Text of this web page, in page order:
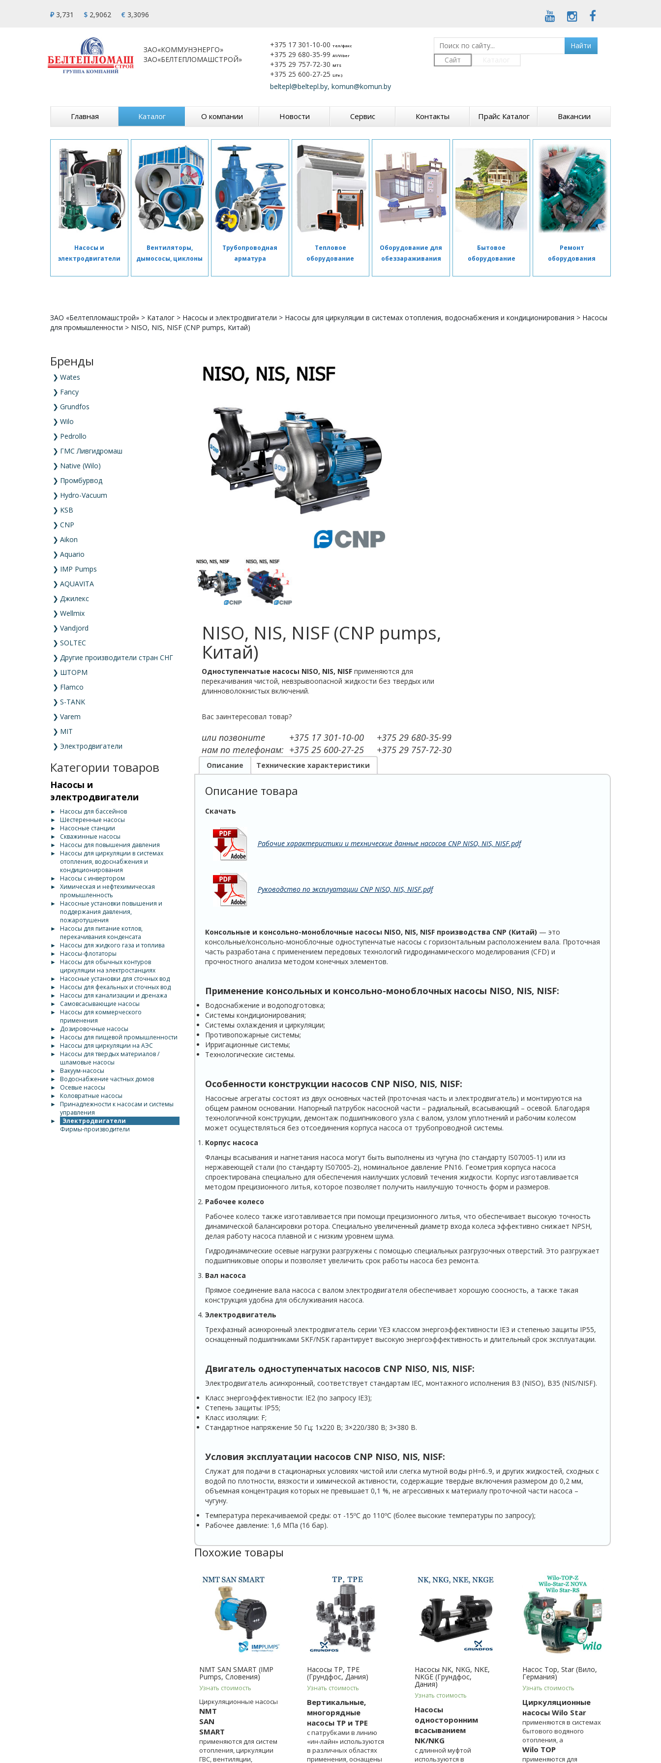
₽ 3,731 $ 2,9062 € 3,3096
ЗАО«КОММУНЭНЕРГО»
ЗАО«БЕЛТЕПЛОМАШСТРОЙ»
+375 17 301-10-00 тел/факс
+375 29 680-35-99 A1/Viber
+375 29 757-72-30 MTS
+375 25 600-27-25 Life:)
beltepl@beltepl.by, komun@komun.by
Найти
Сайт
Главная Каталог О компании Новости Сервис Контакты Прайс Каталог Вакансии
Насосы и
электродвигатели
Вентиляторы,
дымососы, циклоны
Трубопроводная
арматура
Тепловое
оборудование
Оборудование для
обеззараживания
Бытовое
оборудование
Ремонт
оборудования
ЗАО «Белтепломашстрой» > Каталог > Насосы и электродвигатели > Насосы для циркуляции в системах отопления, водоснабжения и кондиционирования > Насосы
для промышленности > NISO, NIS, NISF (CNP pumps, Китай)
Бренды
❯ Wates
❯ Fancy
❯ Grundfos
❯ Wilo
❯ Pedrollo
❯ ГМС Ливгидромаш
❯ Native (Wilo)
❯ Промбурвод
❯ Hydro-Vacuum
❯ KSB
❯ CNP
❯ Aikon
❯ Aquario
❯ IMP Pumps
❯ AQUAVITA
❯ Джилекс
❯ Wellmix
❯ Vandjord
❯ SOLTEC
❯ Другие производители стран СНГ
❯ ШТОРМ
❯ Flamco
❯ S-TANK
❯ Varem
❯ MIT
❯ Электродвигатели
Категории товаров
Насосы и
электродвигатели
►
Насосы для бассейнов
►
Шестеренные насосы
►
Насосные станции
►
Скважинные насосы
►
Насосы для повышения давления
►
Насосы для циркуляции в системах
отопления, водоснабжения и
кондиционирования
►
Насосы с инвертором
► Химическая и нефтехимическая
промышленность
►
Насосные установки повышения и
поддержания давления,
пожаротушения
►
Насосы для питание котлов,
перекачивания конденсата
►
Насосы для жидкого газа и топлива
►
Насосы-флотаторы
►
Насосы для обычных контуров
циркуляции на электростанциях
►
Насосные установки для сточных вод
►
Насосы для фекальных и сточных вод
►
Насосы для канализации и дренажа
►
Самовсасывающие насосы
►
Насосы для коммерческого
применения
►
Дозировочные насосы
►
Насосы для пищевой промышленности
►
Насосы для циркуляции на АЭС
►
Насосы для твердых материалов /
шламовые насосы
►
Вакуум-насосы
►
Водоснабжение частных домов
►
Осевые насосы
►
Коловратные насосы
►
Принадлежности к насосам и системы
управления
►
Электродвигатели
Фирмы-производители
NISO, NIS, NISF (CNP pumps,
Китай)
Одноступенчатые насосы NISO, NIS, NISFприменяются для
перекачивания чистой, невзрывоопасной жидкости без твердых или
длинноволокнистых включений.
Вас заинтересовал товар?
или позвоните
нам по телефонам:
+375 17 301-10-00
+375 25 600-27-25
+375 29 680-35-99
+375 29 757-72-30
Описание Технические характеристики
Описание товара
Скачать
Рабочие характеристики и технические данные насосов CNP NISO, NIS, NISF.pdf
Руководство по эксплуатации CNP NISO, NIS, NISF.pdf
Консольные и консольно-моноблочные насосы NISO, NIS, NISF производства CNP (Китай) — это
консольные/консольно-моноблочные одноступенчатые насосы с горизонтальным расположением вала. Проточная
часть разработана с применением передовых технологий гидродинамического моделирования (CFD) и
прочностного анализа методом конечных элементов.
Применение консольных и консольно-моноблочных насосы NISO, NIS, NISF:
Водоснабжение и водоподготовка;
Системы кондиционирования;
Системы охлаждения и циркуляции;
Противопожарные системы;
Ирригационные системы;
Технологические системы.
Особенности конструкции насосов CNP NISO, NIS, NISF:
Насосные агрегаты состоят из двух основных частей (проточная часть и электродвигатель) и монтируются на
общем рамном основании. Напорный патрубок насосной части – радиальный, всасывающий – осевой. Благодаря
технологичной конструкции, демонтаж подшипникового узла с валом, узлом уплотнений и рабочим колесом
может осуществляться без отсоединения корпуса насоса от трубопроводной системы.
Корпус насоса
Фланцы всасывания и нагнетания насоса могут быть выполнены из чугуна (по стандарту IS07005-1) или из
нержавеющей стали (по стандарту IS07005-2), номинальное давление PN16. Геометрия корпуса насоса
спроектирована специально для обеспечения наилучших условий течения жидкости. Корпус изготавливается
методом прецизионного литья, которое позволяет получить наилучшую точность форм и размеров.
Рабочее колесо
Рабочее колесо также изготавливается при помощи прецизионного литья, что обеспечивает высокую точность
динамической балансировки ротора. Специально увеличенный диаметр входа колеса эффективно снижает NPSH,
делая работу насоса плавной и с низким уровнем шума.
Гидродинамические осевые нагрузки разгружены с помощью специальных разгрузочных отверстий. Это разгружает
подшипниковые опоры и позволяет увеличить срок работы насоса без ремонта.
Вал насоса
Прямое соединение вала насоса с валом электродвигателя обеспечивает хорошую соосность, а также такая
конструкция удобна для обслуживания насоса.
Электродвигатель
Трехфазный асинхронный электродвигатель серии YE3 классом энергоэффективности IE3 и степенью защиты IP55,
оснащенный подшипниками SKF/NSK гарантирует высокую энергоэффективность и длительный срок эксплуатации.
Двигатель одноступенчатых насосов CNP NISO, NIS, NISF:
Электродвигатель асинхронный, соответствует стандартам IEC, монтажного исполнения B3 (NISO), B35 (NIS/NISF).
Класс энергоэффективности: IE2 (по запросу IE3);
Степень защиты: IP55;
Класс изоляции: F;
Стандартное напряжение 50 Гц: 1х220 В; 3×220/380 В; 3×380 В.
Условия эксплуатации насосов CNP NISO, NIS, NISF:
Служат для подачи в стационарных условиях чистой или слегка мутной воды pH=6..9, и других жидкостей, сходных с
водой по плотности, вязкости и химической активности, содержащие твердые включения размером до 0,2 мм,
объемная концентрация которых не превышает 0,1 %, не агрессивных к материалу проточной части насоса –
чугуну.
Температура перекачиваемой среды: от -15ºС до 110ºС (более высокие температуры по запросу);
Рабочее давление: 1,6 МПа (16 бар).
Похожие товары
NMT SAN SMART (IMP
Pumps, Словения)
Узнать стоимость
Циркуляционные насосы
NMT
SAN
SMART
применяются для систем
отопления, циркуляции
ГВС, вентиляции,
Насосы TP, TPE
(Грундфос, Дания)
Узнать стоимость
Вертикальные,
многорядные
насосы TP и TPE
с патрубками в линию
«ин-лайн» используются
в различных областях
применения, оснащены
Насосы NK, NKG, NKE,
NKGE (Грундфос,
Дания)
Узнать стоимость
Насосы
односторонним
всасыванием
NK/NKG
с длинной муфтой
используются в
Насос Top, Star (Вило,
Германия)
Узнать стоимость
Циркуляционные
насосы Wilo Star
применяются в системах
бытового водяного
отопления, а
Wilo TOP
применяются для